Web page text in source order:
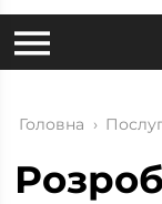
Головна ›